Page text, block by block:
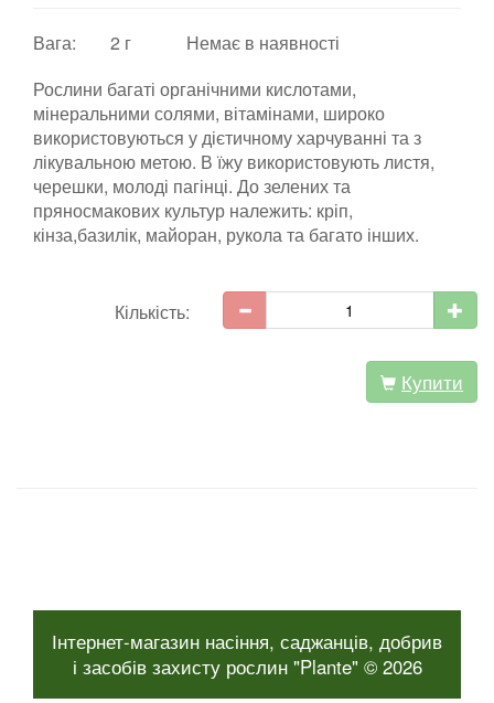
Вага: 2 г
Немає в наявності
Рослини багаті органічними кислотами,
мінеральними солями, вітамінами, широко
використовуються у дієтичному харчуванні та з
лікувальною метою. В їжу використовують листя,
черешки, молоді пагінці. До зелених та
пряносмакових культур належить: кріп,
кінза,базилік, майоран, рукола та багато інших.
Кількість:
Купити
Інтернет-магазин насіння, саджанців, добрив
і засобів захисту рослин "Plante" © 2026